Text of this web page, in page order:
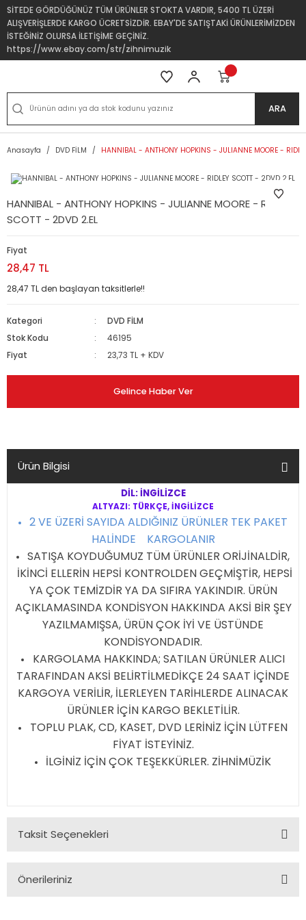
SİTEDE GÖRDÜĞÜNÜZ TÜM ÜRÜNLER STOKTA VARDIR, 5400 TL ÜZERİ
ALIŞVERİŞLERDE KARGO ÜCRETSİZDİR. EBAY'DE SATIŞTAKİ ÜRÜNLERİMİZDEN
İSTEĞİNİZ OLURSA İLETİŞİME GEÇİNİZ.
https://www.ebay.com/str/zihnimuzik
ARA
Anasayfa DVD FİLM HANNIBAL - ANTHONY HOPKINS - JULIANNE MOORE -
HANNIBAL - ANTHONY HOPKINS - JULIANNE MOORE - RIDLEY
SCOTT - 2DVD 2.EL
Fiyat
28,47 TL
28,47 TL den başlayan taksitlerle!!
Kategori
DVD FİLM
Stok Kodu
46195
Fiyat
23,73 TL + KDV
Gelince Haber Ver
Ürün Bilgisi
DİL: İNGİLİZCE
ALTYAZI: TÜRKÇE, İNGİLİZCE
2 VE ÜZERİ SAYIDA ALDIĞINIZ ÜRÜNLER TEK PAKET
HALİNDE KARGOLANIR
SATIŞA KOYDUĞUMUZ TÜM ÜRÜNLER ORİJİNALDİR,
İKİNCİ ELLERİN HEPSİ KONTROLDEN GEÇMİŞTİR, HEPSİ
YA ÇOK TEMİZDİR YA DA SIFIRA YAKINDIR. ÜRÜN
AÇIKLAMASINDA KONDİSYON HAKKINDA AKSİ BİR ŞEY
YAZILMAMIŞSA, ÜRÜN ÇOK İYİ VE ÜSTÜNDE
KONDİSYONDADIR.
KARGOLAMA HAKKINDA; SATILAN ÜRÜNLER ALICI
TARAFINDAN AKSİ BELİRTİLMEDİKÇE 24 SAAT İÇİNDE
KARGOYA VERİLİR, İLERLEYEN TARİHLERDE ALINACAK
ÜRÜNLER İÇİN KARGO BEKLETİLİR.
TOPLU PLAK, CD, KASET, DVD LERİNİZ İÇİN LÜTFEN
FİYAT İSTEYİNİZ.
İLGİNİZ İÇİN ÇOK TEŞEKKÜRLER. ZİHNİMÜZİK
Taksit Seçenekleri
Önerileriniz